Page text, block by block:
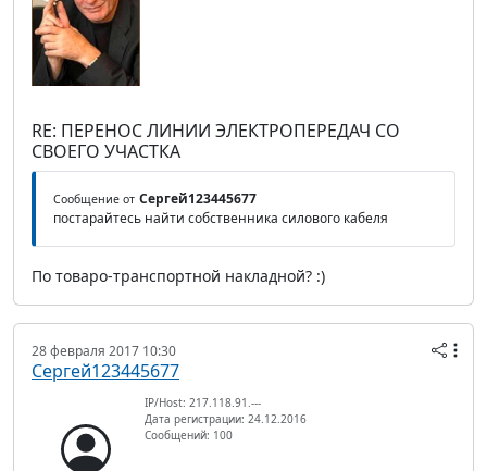
RE: ПЕРЕНОС ЛИНИИ ЭЛЕКТРОПЕРЕДАЧ СО
СВОЕГО УЧАСТКА
Сообщение от Сергей123445677
постарайтесь найти собственника силового кабеля
По товаро-транспортной накладной? :)
28 февраля 2017 10:30
Сергей123445677
IP/Host: 217.118.91.---
Дата регистрации: 24.12.2016
Сообщений: 100